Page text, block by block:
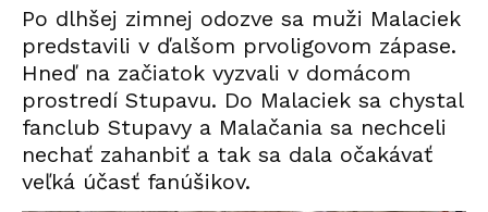
Po dlhšej zimnej odozve sa muži Malaciek
predstavili v ďalšom prvoligovom zápase.
Hneď na začiatok vyzvali v domácom
prostredí Stupavu. Do Malaciek sa chystal
fanclub Stupavy a Malačania sa nechceli
nechať zahanbiť a tak sa dala očakávať
veľká účasť fanúšikov.